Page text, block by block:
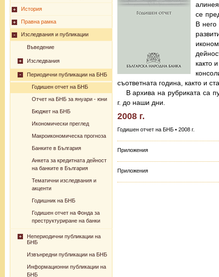
История
Правна рамка
Изследвания и публикации
Въведение
Изследвания
Периодични публикации на БНБ
Годишен отчет на БНБ
Отчет на БНБ за януари - юни
Бюджет на БНБ
Икономически преглед
Макроикономическа прогноза
Банките в България
Анкета за кредитната дейност
на банките в България
Тематични изследвания и
акценти
Годишник на БНБ
Годишен отчет на Фонда за
преструктуриране на банки
Непериодични публикации на
БНБ
Извънредни публикации на БНБ
Информационни публикации на
БНБ
се
В
както
съответната година, както и
В архива на рубриката са
г. до наши дни.
2008 г.
Годишен отчет на БНБ • 2008 г.
Приложения
Приложения